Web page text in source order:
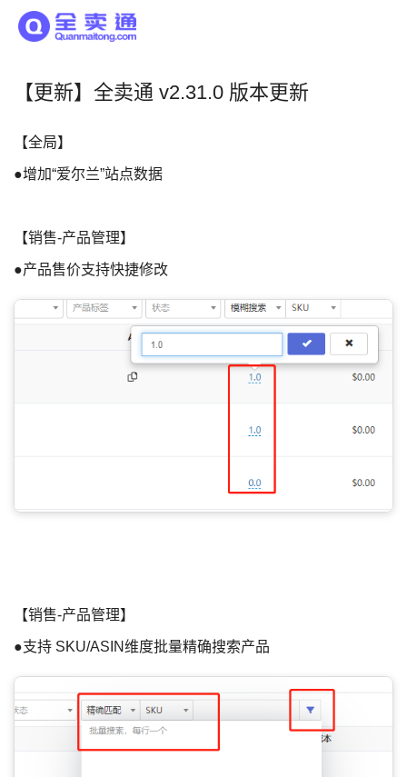
【更新】全卖通 v2.31.0 版本更新
【全局】
●增加“爱尔兰”站点数据
【销售-产品管理】
●产品售价支持快捷修改
【销售-产品管理】
●支持 SKU/ASIN维度批量精确搜索产品